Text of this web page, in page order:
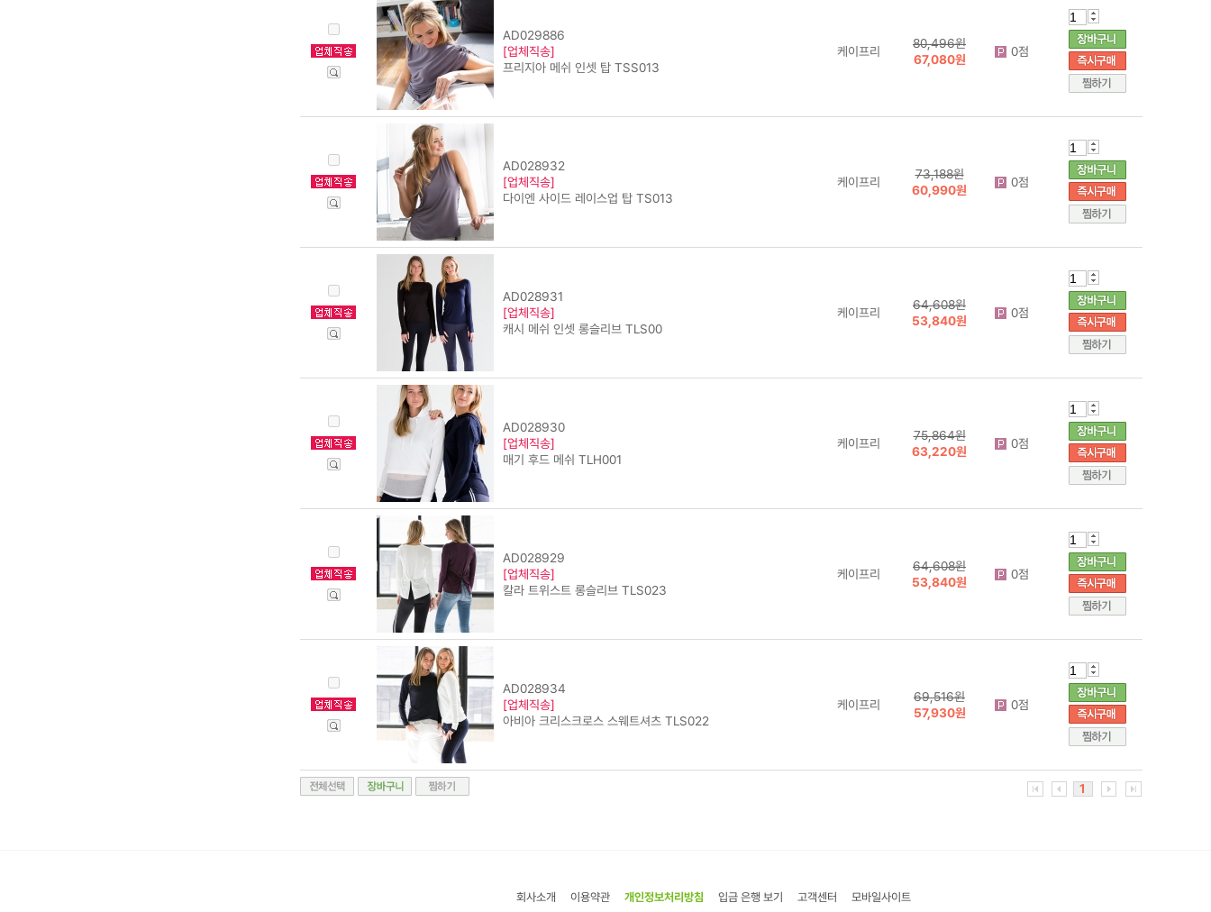
AD029886
[업체직송]
프리지아 메쉬 인셋 탑 TSS013
케이프리
80,496원
67,080원
0점
AD028932
[업체직송]
다이엔 사이드 레이스업 탑 TS013
케이프리
73,188원
60,990원
0점
AD028931
[업체직송]
캐시 메쉬 인셋 롱슬리브 TLS00
케이프리
64,608원
53,840원
0점
AD028930
[업체직송]
매기 후드 메쉬 TLH001
케이프리
75,864원
63,220원
0점
AD028929
[업체직송]
칼라 트위스트 롱슬리브 TLS023
케이프리
64,608원
53,840원
0점
AD028934
[업체직송]
아비아 크리스크로스 스웨트셔츠 TLS022
케이프리
69,516원
57,930원
0점
1
회사소개 이용약관 개인정보처리방침 입금 은행 보기 고객센터 모바일사이트